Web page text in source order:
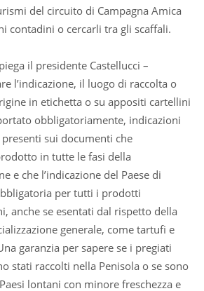
del circuito di Campagna Amica
contadini o cercarli tra gli scaffali.
il presidente Castellucci –
l’indicazione, il luogo di raccolta o
in etichetta o su appositi cartellini
obbligatoriamente, indicazioni
sui documenti che
in tutte le fasi della
e che l’indicazione del Paese di
per tutti i prodotti
anche se esentati dal rispetto della
generale, come tartufi e
garanzia per sapere se i pregiati
stati raccolti nella Penisola o se sono
lontani con minore freschezza e